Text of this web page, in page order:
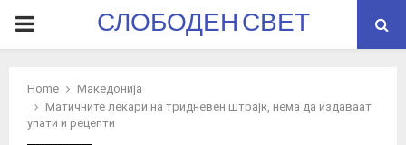
PRIMARYСЛОБОДЕН СВЕТ
Home
Македонија
Матичните лекари на тридневен штрајк, нема да издаваат
упати и рецепти